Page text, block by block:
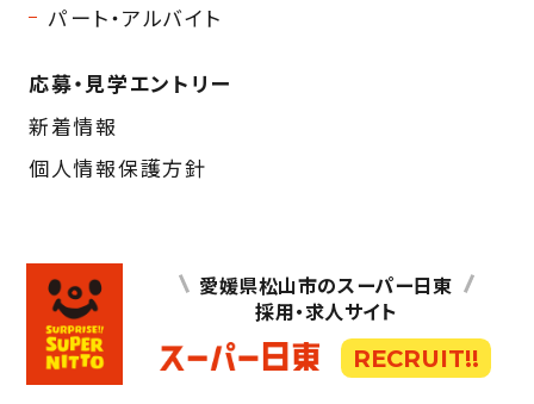
RECRUIT!!
愛媛県松山市のスーパー日東
採用・求人サイト
パート・アルバイト
応募・見学エントリー
新着情報
個人情報保護方針